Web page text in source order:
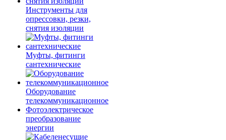
Инструменты для
опрессовки, резки,
снятия изоляции
Муфты, фитинги
сантехнические
Оборудование
телекоммуникационное
Фотоэлектрическое
преобразование
энергии